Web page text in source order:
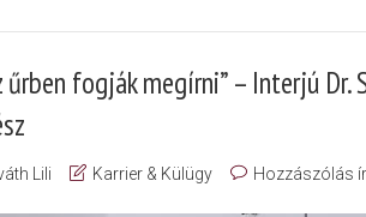
űrben fogják megírni” – Interjú Dr.
Lili Karrier & Külügy Hozzászólás